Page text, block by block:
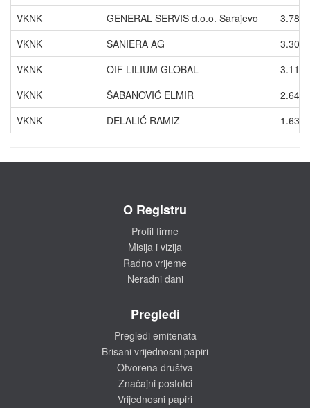
VKNK
GENERAL SERVIS d.o.o. Sarajevo
3.7831
VKNK
SANIERA AG
3.3056
VKNK
OIF LILIUM GLOBAL
3.1181
VKNK
ŠABANOVIĆ ELMIR
2.6491
VKNK
DELALIĆ RAMIZ 1.6311
O Registru
Profil firme
Misija i vizija
Radno vrijeme
Neradni dani
Pregledi
Pregledi emitenata
Brisani vrijednosni papiri
Otvorena društva
Značajni postotci
Vrijednosni papiri